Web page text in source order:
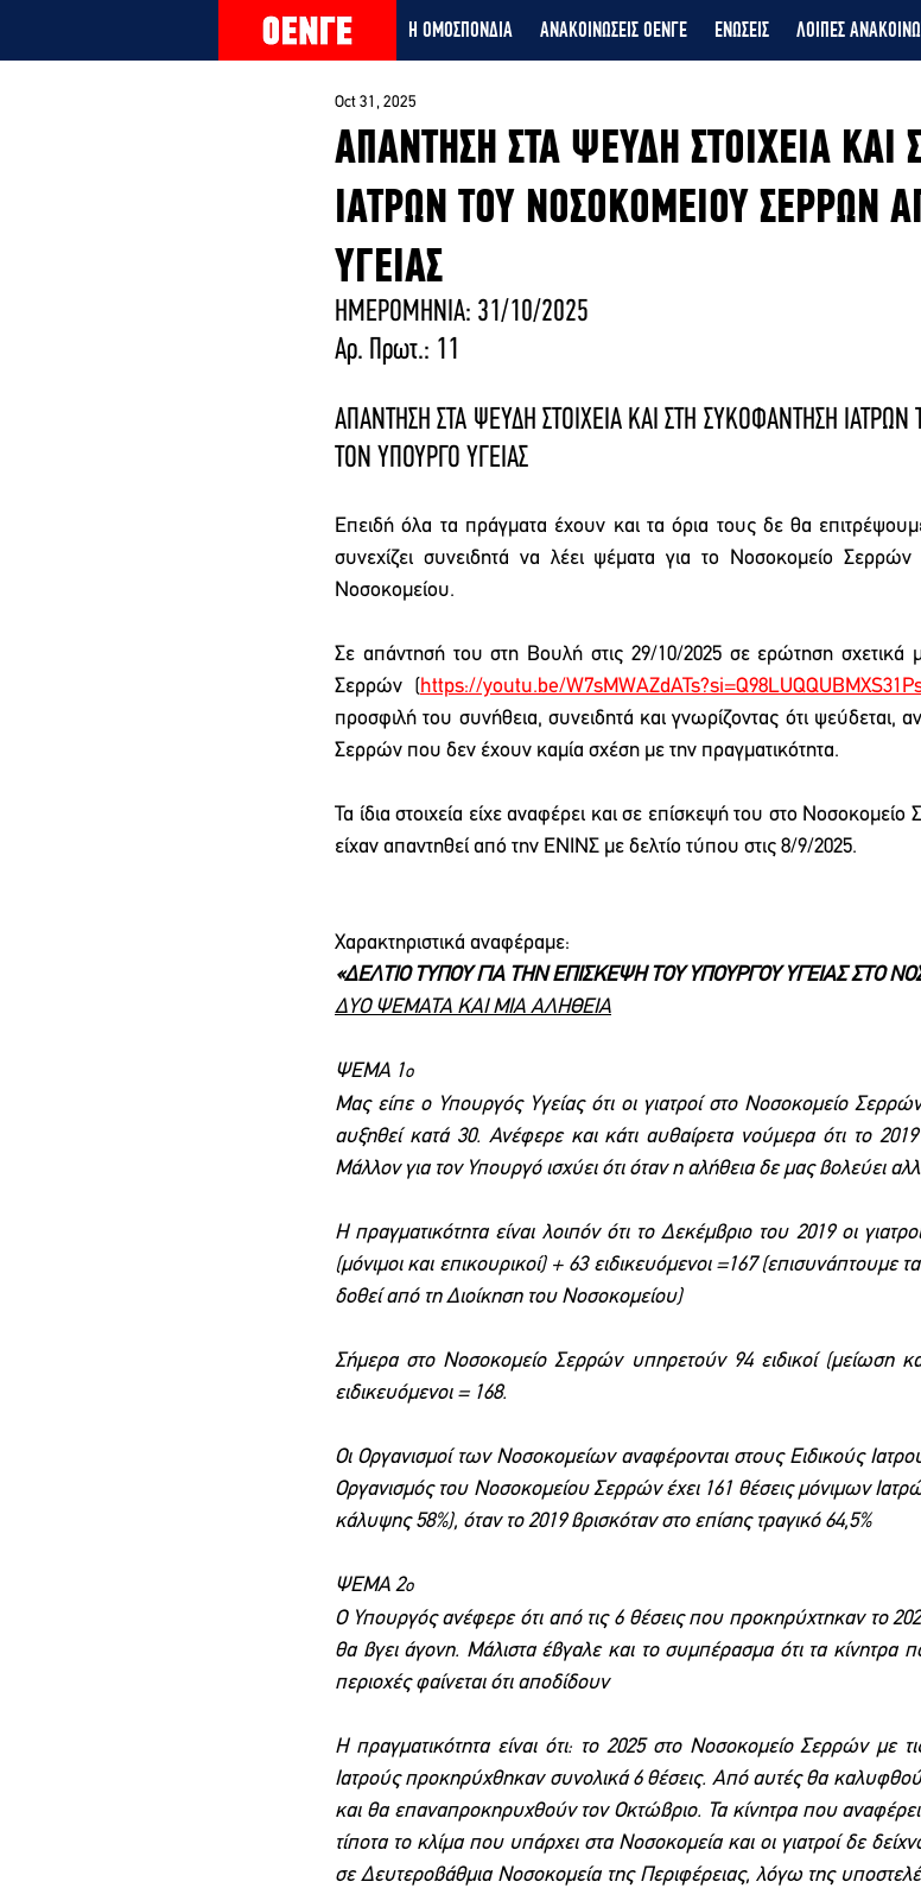
Η ΟΜΟΣΠΟΝΔΙΑ ΑΝΑΚΟΙΝΩΣΕΙΣ ΟΕΝΓΕ ΕΝΩΣΕΙΣ ΛΟΙΠΕΣ
ΑΠΑΝΤΗΣΗ ΣΤΑ ΨΕΥΔΗ ΣΤΟΙΧΕΙΑ
ΙΑΤΡΩΝ ΤΟΥ ΝΟΣΟΚΟΜΕΙΟΥ ΣΕΡΡΩΝ
ΥΓΕΙΑΣ
Oct 31, 2025
ΗΜΕΡΟΜΗΝΙΑ: 31/10/2025
Αρ. Πρωτ.: 11
ΑΠΑΝΤΗΣΗ ΣΤΑ ΨΕΥΔΗ ΣΤΟΙΧΕΙΑ ΚΑΙ ΣΤΗ ΣΥΚΟΦΑΝΤΗΣΗ
ΤΟΝ ΥΠΟΥΡΓΟ ΥΓΕΙΑΣ
Επειδή όλα τα πράγματα έχουν και τα όρια τους δε θα
συνεχίζει συνειδητά να λέει ψέματα για το Νοσοκομείο
Νοσοκομείου.
Σε απάντησή του στη Βουλή στις 29/10/2025 σε ερώτηση σχετικά
Σερρών (https://youtu.be/
προσφιλή του συνήθεια, συνειδητά και γνωρίζοντας ότι ψεύδεται,
Σερρών που δεν έχουν καμία σχέση με την πραγματικότητα.
Τα ίδια στοιχεία είχε αναφέρει και σε επίσκεψή του στο
είχαν απαντηθεί από την ΕΝΙΝΣ με δελτίο τύπου στις 8/9/2025.
Χαρακτηριστικά αναφέραμε:
«ΔΕΛΤΙΟ ΤΥΠΟΥ ΓΙΑ ΤΗΝ ΕΠΙΣΚΕΨΗ ΤΟΥ ΥΠΟΥΡΓΟΥ ΥΓΕΙΑΣ ΣΤΟ
ΔΥΟ ΨΕΜΑΤΑ ΚΑΙ ΜΙΑ ΑΛΗΘΕΙΑ
ΨΕΜΑ 1ο
Μας είπε ο Υπουργός Υγείας ότι οι γιατροί στο Νοσοκομείο
αυξηθεί κατά 30. Ανέφερε και κάτι αυθαίρετα νούμερα ότι το
Μάλλον για τον Υπουργό ισχύει ότι όταν η αλήθεια δε μας βολεύει
Η πραγματικότητα είναι λοιπόν ότι το Δεκέμβριο του 2019 οι
(μόνιμοι και επικουρικοί) + 63 ειδικευόμενοι =167 (επισυνάπτουμε
δοθεί από τη Διοίκηση του Νοσοκομείου)
Σήμερα στο Νοσοκομείο Σερρών υπηρετούν 94 ειδικοί (μείωση
ειδικευόμενοι = 168.
Οι Οργανισμοί των Νοσοκομείων αναφέρονται στους Ειδικούς
Οργανισμός του Νοσοκομείου Σερρών έχει 161 θέσεις μόνιμων
κάλυψης 58%), όταν το 2019 βρισκόταν στο επίσης τραγικό 64,5%
ΨΕΜΑ 2ο
Ο Υπουργός ανέφερε ότι από τις 6 θέσεις που προκηρύχτηκαν το
θα βγει άγονη. Μάλιστα έβγαλε και το συμπέρασμα ότι τα κίνητρα
περιοχές φαίνεται ότι αποδίδουν
Η πραγματικότητα είναι ότι: το 2025 στο Νοσοκομείο Σερρών με
Ιατρούς προκηρύχθηκαν συνολικά 6 θέσεις. Από αυτές θα
και θα επαναπροκηρυχθούν τον Οκτώβριο. Τα κίνητρα που
τίποτα το κλίμα που υπάρχει στα Νοσοκομεία και οι γιατροί δε
σε Δευτεροβάθμια Νοσοκομεία της Περιφέρειας, λόγω της